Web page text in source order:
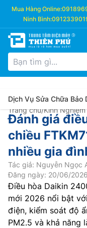
Mua Hàng Online:
Ninh Bình:
Dịch Vụ Sửa Chữa Bảo
Trang chủ/Kinh
Đánh giá
chiều
nhiều gia
Tác giả: Nguyễn Ngọc
Đăng ngày: 20/06/
Điều hòa Daikin
mới 2026 nổi bật
điện, kiểm soát độ
PM2.5 và khả năng